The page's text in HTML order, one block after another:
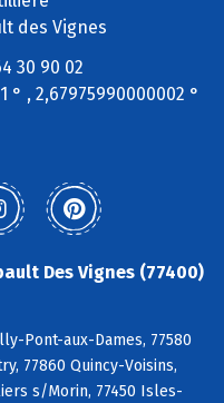
des Vignes
30 90 02
° , 2,67975990000002 °
Des Vignes (77400)
Pont-aux-Dames, 77580
77860 Quincy-Voisins,
s/Morin, 77450 Isles-